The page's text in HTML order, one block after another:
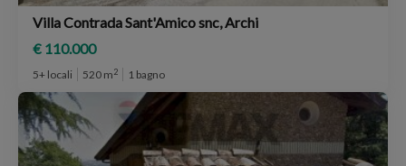
Villa Contrada Sant'Amico snc, Archi
€ 110.000
5+ locali 520 m2 1 bagno